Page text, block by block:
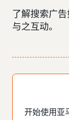
了解搜索广
与之互动。
开始使用亚